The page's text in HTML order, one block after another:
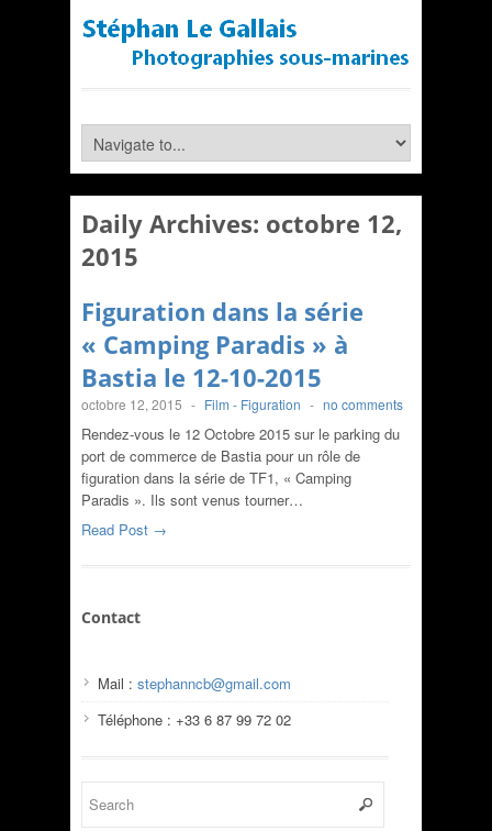
Daily Archives: octobre 12,
2015
Figuration dans la série
« Camping Paradis » à
Bastia le 12-10-2015
octobre 12, 2015 - Film - Figuration - no comments
Rendez-vous le 12 Octobre 2015 sur le parking du
port de commerce de Bastia pour un rôle de
figuration dans la série de TF1, « Camping
Paradis ». Ils sont venus tourner…
Read Post →
Contact
Mail : stephanncb@gmail.com
Téléphone : +33 6 87 99 72 02